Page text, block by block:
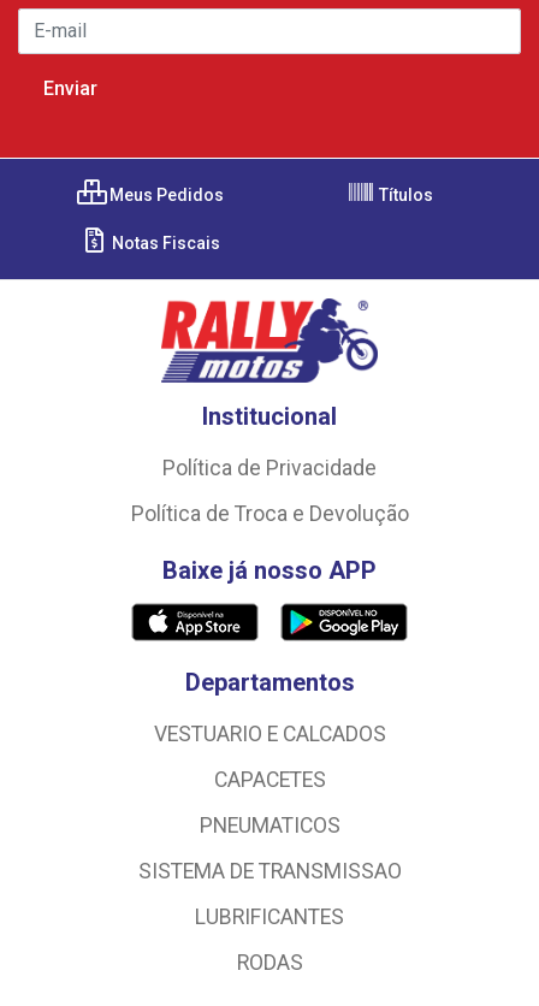
Meus Pedidos Títulos
Notas Fiscais
Institucional
Política de Privacidade
Política de Troca e Devolução
Baixe já nosso APP
Departamentos
VESTUARIO E CALCADOS
CAPACETES
PNEUMATICOS
SISTEMA DE TRANSMISSAO
LUBRIFICANTES
RODAS